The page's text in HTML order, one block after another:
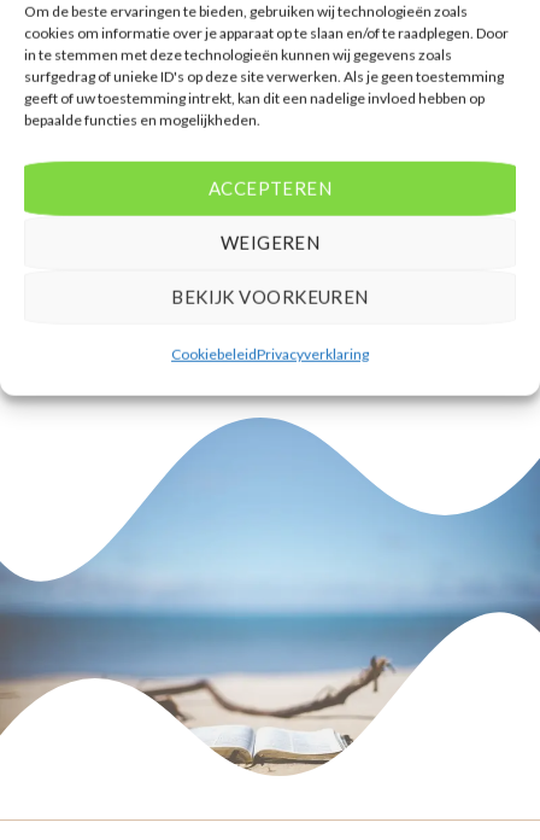
Om de beste ervaringen te bieden, gebruiken wij technologieën zoals
cookies om informatie over je apparaat op te slaan en/of te raadplegen. Door
in te stemmen met deze technologieën kunnen wij gegevens zoals
surfgedrag of unieke ID's op deze site verwerken. Als je geen toestemming
geeft of uw toestemming intrekt, kan dit een nadelige invloed hebben op
bepaalde functies en mogelijkheden.
ACCEPTEREN
WEIGEREN
BEKIJK VOORKEUREN
CookiebeleidPrivacyverklaring
De aangeboden pakketreizen op de website zijn
handig voor reizigers die graag alles in één keer
gezinsvriendelijke vakanties. De pakketten
omvatten accommodatie, vluchten en transfer.
gebruiksvriendelijke functies die deze site te bieden